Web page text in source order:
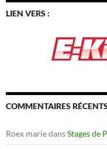
LIEN VERS :
COMMENTAIRES
Roex mariedansStages de